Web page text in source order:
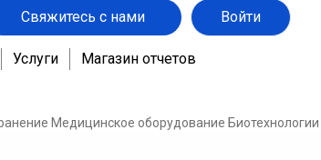
Свяжитесь с нами Войти
Услуги Магазин отчетов
Медицинское оборудование Биотехнологии